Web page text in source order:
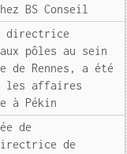
BS Conseil
directrice
pôles au sein
Rennes, a été
les affaires
à Pékin
de
de